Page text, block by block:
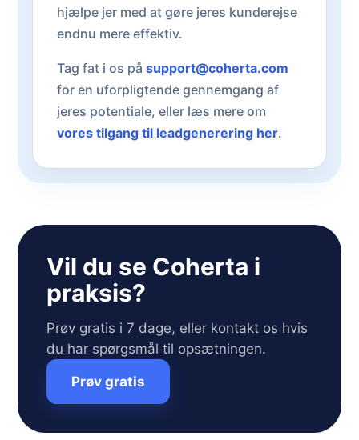
hjælpe jer med at gøre jeres kunderejse
endnu mere effektiv.
Tag fat i os på support@coherta.com
for en uforpligtende gennemgang af
jeres potentiale, eller læs mere om
vores tilgang til leadgenerering her.
Vil du se Coherta i
praksis?
Prøv gratis i 7 dage, eller kontakt os hvis
du har spørgsmål til opsætningen.
Prøv gratis